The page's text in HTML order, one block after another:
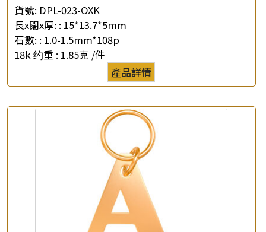
產品查詢
公司名稱
查詢以下產品
貨號: DPL-023-OXK
長x闊x厚: : 15*13.7*5mm
石數: : 1.0-1.5mm*108p
18k 约重 : 1.85克 /件
產品詳情